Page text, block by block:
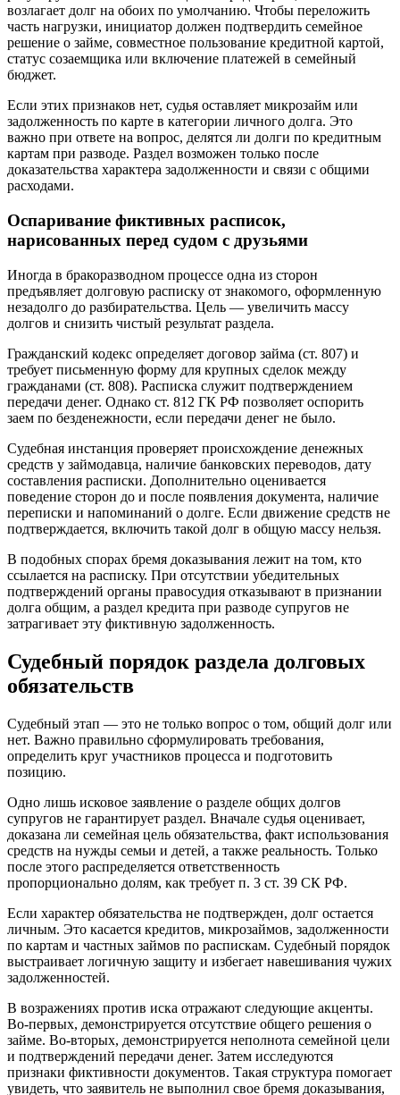
возлагает долг на обоих по умолчанию. Чтобы переложить
часть нагрузки, инициатор должен подтвердить семейное
решение о займе, совместное пользование кредитной картой,
статус созаемщика или включение платежей в семейный
бюджет.
Если этих признаков нет, судья оставляет микрозайм или
задолженность по карте в категории личного долга. Это
важно при ответе на вопрос, делятся ли долги по кредитным
картам при разводе. Раздел возможен только после
доказательства характера задолженности и связи с общими
расходами.
Оспаривание фиктивных расписок,
нарисованных перед судом с друзьями
Иногда в бракоразводном процессе одна из сторон
предъявляет долговую расписку от знакомого, оформленную
незадолго до разбирательства. Цель — увеличить массу
долгов и снизить чистый результат раздела.
Гражданский кодекс определяет договор займа (ст. 807) и
требует письменную форму для крупных сделок между
гражданами (ст. 808). Расписка служит подтверждением
передачи денег. Однако ст. 812 ГК РФ позволяет оспорить
заем по безденежности, если передачи денег не было.
Судебная инстанция проверяет происхождение денежных
средств у займодавца, наличие банковских переводов, дату
составления расписки. Дополнительно оценивается
поведение сторон до и после появления документа, наличие
переписки и напоминаний о долге. Если движение средств не
подтверждается, включить такой долг в общую массу нельзя.
В подобных спорах бремя доказывания лежит на том, кто
ссылается на расписку. При отсутствии убедительных
подтверждений органы правосудия отказывают в признании
долга общим, а раздел кредита при разводе супругов не
затрагивает эту фиктивную задолженность.
Судебный порядок раздела долговых
обязательств
Судебный этап — это не только вопрос о том, общий долг или
нет. Важно правильно сформулировать требования,
определить круг участников процесса и подготовить
позицию.
Одно лишь исковое заявление о разделе общих долгов
супругов не гарантирует раздел. Вначале судья оценивает,
доказана ли семейная цель обязательства, факт использования
средств на нужды семьи и детей, а также реальность. Только
после этого распределяется ответственность
пропорционально долям, как требует п. 3 ст. 39 СК РФ.
Если характер обязательства не подтвержден, долг остается
личным. Это касается кредитов, микрозаймов, задолженности
по картам и частных займов по распискам. Судебный порядок
выстраивает логичную защиту и избегает навешивания чужих
задолженностей.
В возражениях против иска отражают следующие акценты.
Во-первых, демонстрируется отсутствие общего решения о
займе. Во-вторых, демонстрируется неполнота семейной цели
и подтверждений передачи денег. Затем исследуются
признаки фиктивности документов. Такая структура помогает
увидеть, что заявитель не выполнил свое бремя доказывания,